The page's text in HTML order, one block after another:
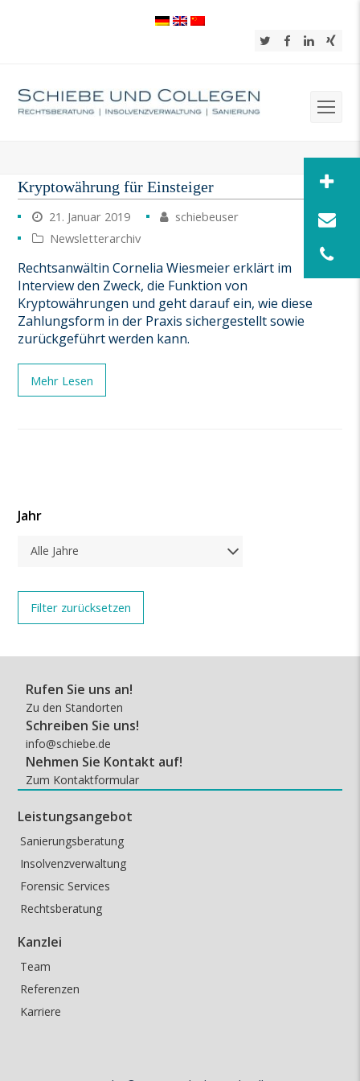
Twitter
Facebook
LinkedIn
Xing
Kryptowährung für Einsteiger
21. Januar 2019
schiebeuser
Newsletterarchiv
Rechtsanwältin Cornelia Wiesmeier erklärt im
Interview den Zweck, die Funktion von
Kryptowährungen und geht darauf ein, wie diese
Zahlungsform in der Praxis sichergestellt sowie
zurückgeführt werden kann.
Mehr Lesen
Jahr
Alle Jahre
Rufen Sie uns an!
Zu den Standorten
Schreiben Sie uns!
info@schiebe.de
Nehmen Sie Kontakt auf!
Zum Kontaktformular
Leistungsangebot
Sanierungsberatung
Insolvenzverwaltung
Forensic Services
Rechtsberatung
Kanzlei
Team
Referenzen
Karriere